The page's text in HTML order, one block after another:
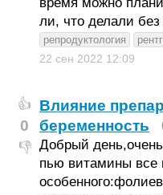
ли, что делали
репродуктология
22 сен 2022 12:09
👍
0
👎
Влияние
беременность
Добрый
пью витамины все